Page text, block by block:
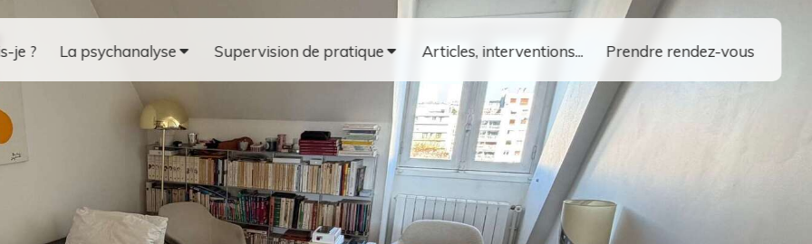
je ? La psychanalyse Supervision de pratique Articles, interventions... Prendre rendez-vous